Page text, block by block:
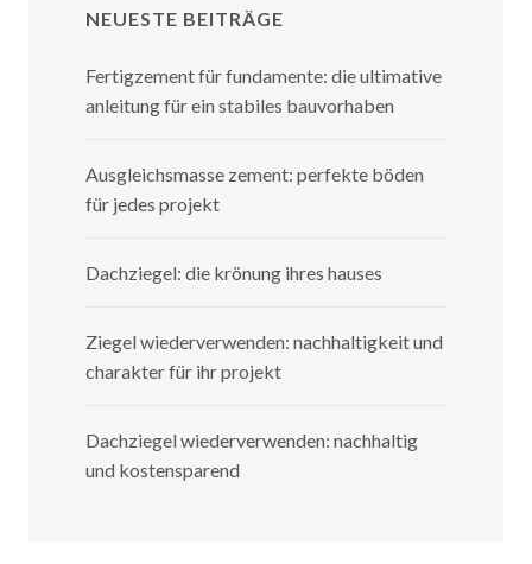
NEUESTE BEITRÄGE
Fertigzement für fundamente: die ultimative
anleitung für ein stabiles bauvorhaben
Ausgleichsmasse zement: perfekte böden
für jedes projekt
Dachziegel: die krönung ihres hauses
Ziegel wiederverwenden: nachhaltigkeit und
charakter für ihr projekt
Dachziegel wiederverwenden: nachhaltig
und kostensparend